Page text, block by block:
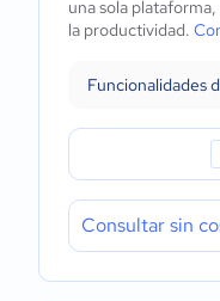
una sola
la productividad.
Funcionalidades
Consultar sin